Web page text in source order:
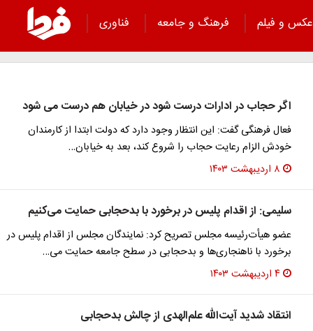
عکس و فیلم فرهنگ و جامعه
فناوری
اگر حجاب در ادارات درست شود در خیابان هم درست می شود
فعال فرهنگی گفت: این انتظار وجود دارد که دولت ابتدا از کارمندان
خودش الزام رعایت حجاب را شروع کند، بعد به خیابان…
۸ اردیبهشت ۱۴۰۳
سلیمی: از اقدام پلیس در برخورد با بدحجابی حمایت می‌کنیم
عضو هیأت‌رئیسه مجلس تصریح کرد: نمایندگان مجلس از اقدام پلیس در
برخورد با ناهنجاری‌ها و بدحجابی در سطح جامعه حمایت می‌…
۴ اردیبهشت ۱۴۰۳
انتقاد شدید آیت‌الله علم‌الهدی از چالش بدحجابی‌